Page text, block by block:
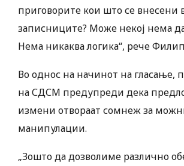
приговорите кои што се внесени
записниците? Може некој нема
Нема никаква логика“, рече
Во однос на начинот на гласање,
на СДСМ предупреди дека
измени отвораат сомнеж за
манипулации.
„Зошто да дозволиме различно